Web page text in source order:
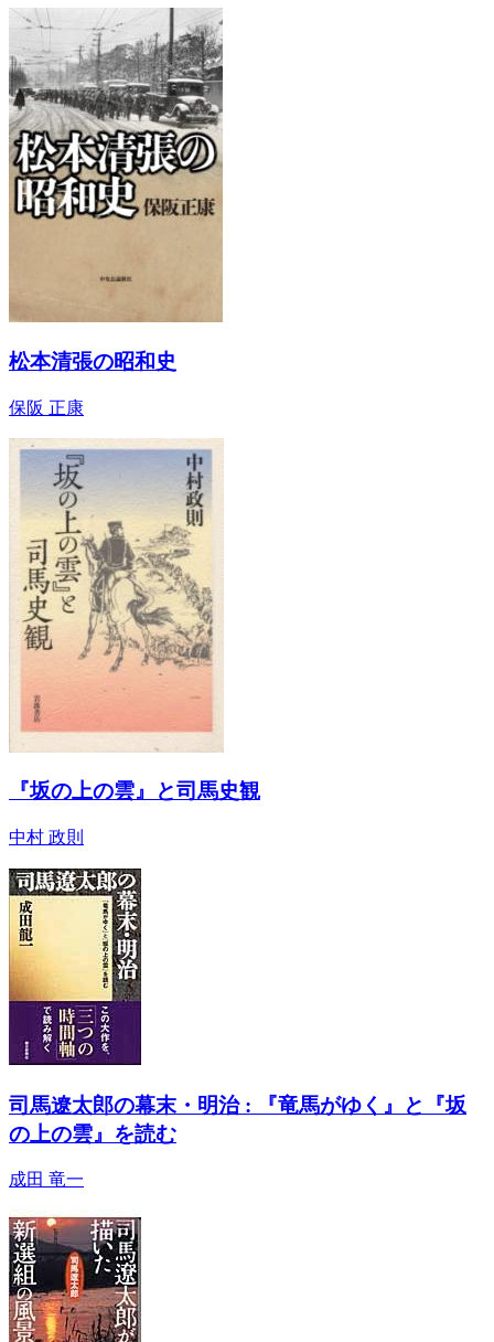
松本清張の昭和史
保阪 正康
『坂の上の雲』と司馬史観
中村 政則
司馬遼太郎の幕末・明治 : 『竜馬がゆく』と『坂
の上の雲』を読む
成田 竜一